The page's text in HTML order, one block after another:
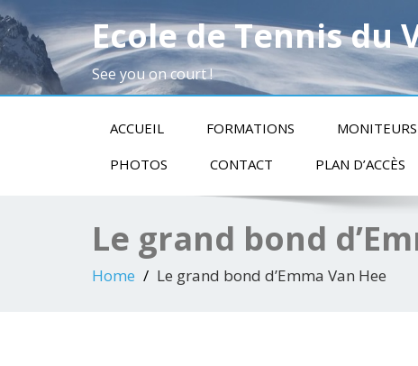
Ecole de Tennis du
See you on court !
ACCUEIL FORMATIONS MONITEURS
PHOTOS
CONTACT PLAN D’ACCÈS
Le grand bond
Home Le grand bond d’Emma Van Hee